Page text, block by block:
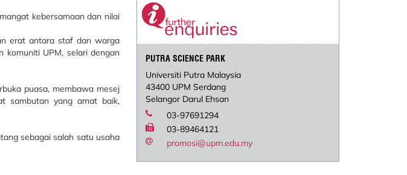
kebersamaan dan nilai
erat antara staf dan warga
komuniti UPM, selari dengan
puasa, membawa mesej
sambutan yang amat baik,
sebagai salah satu usaha
PUTRA SCIENCE PARK
Universiti Putra Malaysia
43400 UPM Serdang
Selangor Darul Ehsan
03-97691294
03-89464121
promosi@upm.edu.my